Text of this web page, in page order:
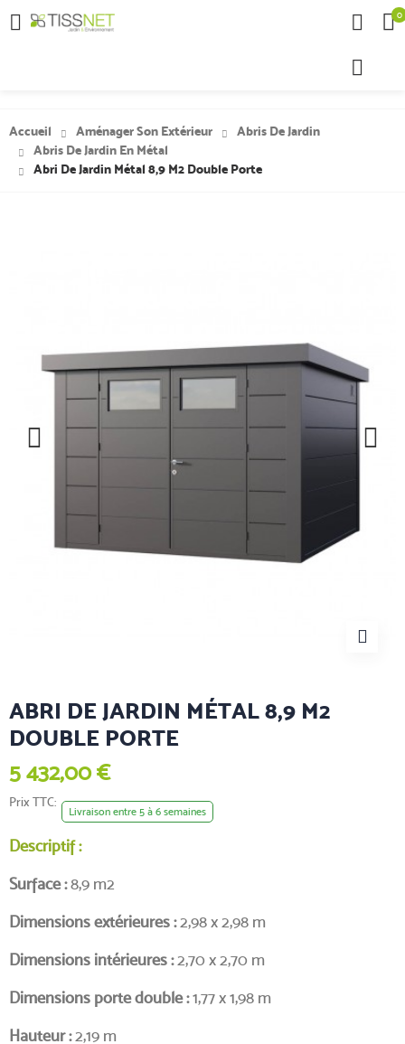
 0
Accueil Aménager Son Extérieur
Abris De Jardin
Abris De Jardin En Métal
Abri De Jardin Métal 8,9 M2 Double Porte
ABRI DE JARDIN MÉTAL 8,9 M2
DOUBLE PORTE
5 432,00 €
Prix TTC
Livraison entre 5 à 6 semaines
Descriptif :
Surface :8,9 m2
Dimensions extérieures :2,98 x 2,98 m
Dimensions intérieures :2,70 x 2,70 m
Dimensions porte double :1,77 x 1,98 m
Hauteur :2,19 m